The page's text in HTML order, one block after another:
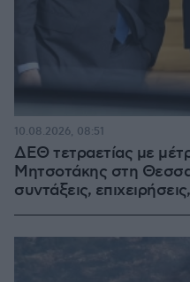
ΔΕΘ τετραετίας με
Μητσοτάκης στη
συντάξεις,
10.08.2026, 08:51